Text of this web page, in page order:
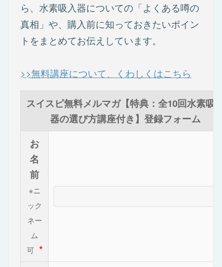
ら、水素吸入器についての「よくある噂の
真相」や、購入前に知っておきたいポイン
トをまとめてお伝えしています。
>>無料講座について、くわしくはこちら
スイスピ無料メルマガ【特典：全10回水素吸
器の選び方講座付き】登録フォーム
お
名
前
※ニ
ック
ネー
ム
可 *